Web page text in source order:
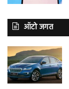
ऑटो जगत